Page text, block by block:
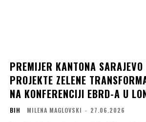
PREMIJER KANTONA
PROJEKTE ZELENE
NA KONFERENCIJI EBRD-A U
BIH MILENA MAGLOVSKI - 27.06.2026